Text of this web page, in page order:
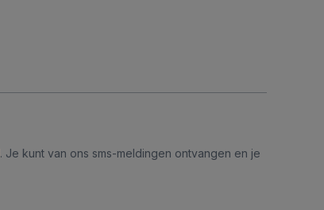
. Je kunt van ons sms-meldingen ontvangen en je